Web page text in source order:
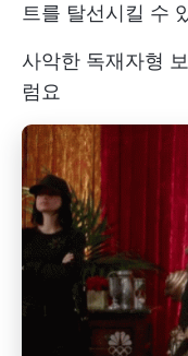
트를 탈선시킬 수
사악한 독재자형
럼요